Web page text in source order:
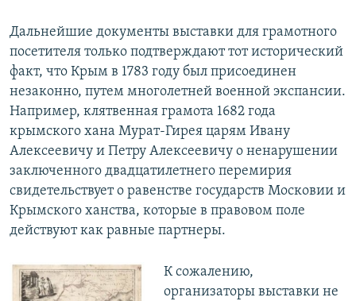
Дальнейшие документы выставки для грамотного
посетителя только подтверждают тот исторический
факт, что Крым в 1783 году был присоединен
незаконно, путем многолетней военной экспансии.
Например, клятвенная грамота 1682 года
крымского хана Мурат-Гирея царям Ивану
Алексеевичу и Петру Алексеевичу о ненарушении
заключенного двадцатилетнего перемирия
свидетельствует о равенстве государств Московии и
Крымского ханства, которые в правовом поле
действуют как равные партнеры.
К сожалению,
организаторы выставки не